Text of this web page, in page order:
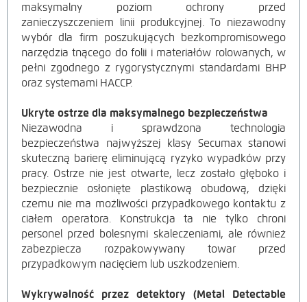
maksymalny poziom ochrony przed
zanieczyszczeniem linii produkcyjnej. To niezawodny
wybór dla firm poszukujących bezkompromisowego
narzędzia tnącego do folii i materiałów rolowanych, w
pełni zgodnego z rygorystycznymi standardami BHP
oraz systemami HACCP.
Ukryte ostrze dla maksymalnego bezpieczeństwa
Niezawodna i sprawdzona technologia
bezpieczeństwa najwyższej klasy Secumax stanowi
skuteczną barierę eliminującą ryzyko wypadków przy
pracy. Ostrze nie jest otwarte, lecz zostało głęboko i
bezpiecznie osłonięte plastikową obudową, dzięki
czemu nie ma możliwości przypadkowego kontaktu z
ciałem operatora. Konstrukcja ta nie tylko chroni
personel przed bolesnymi skaleczeniami, ale również
zabezpiecza rozpakowywany towar przed
przypadkowym nacięciem lub uszkodzeniem.
Wykrywalność przez detektory (Metal Detectable